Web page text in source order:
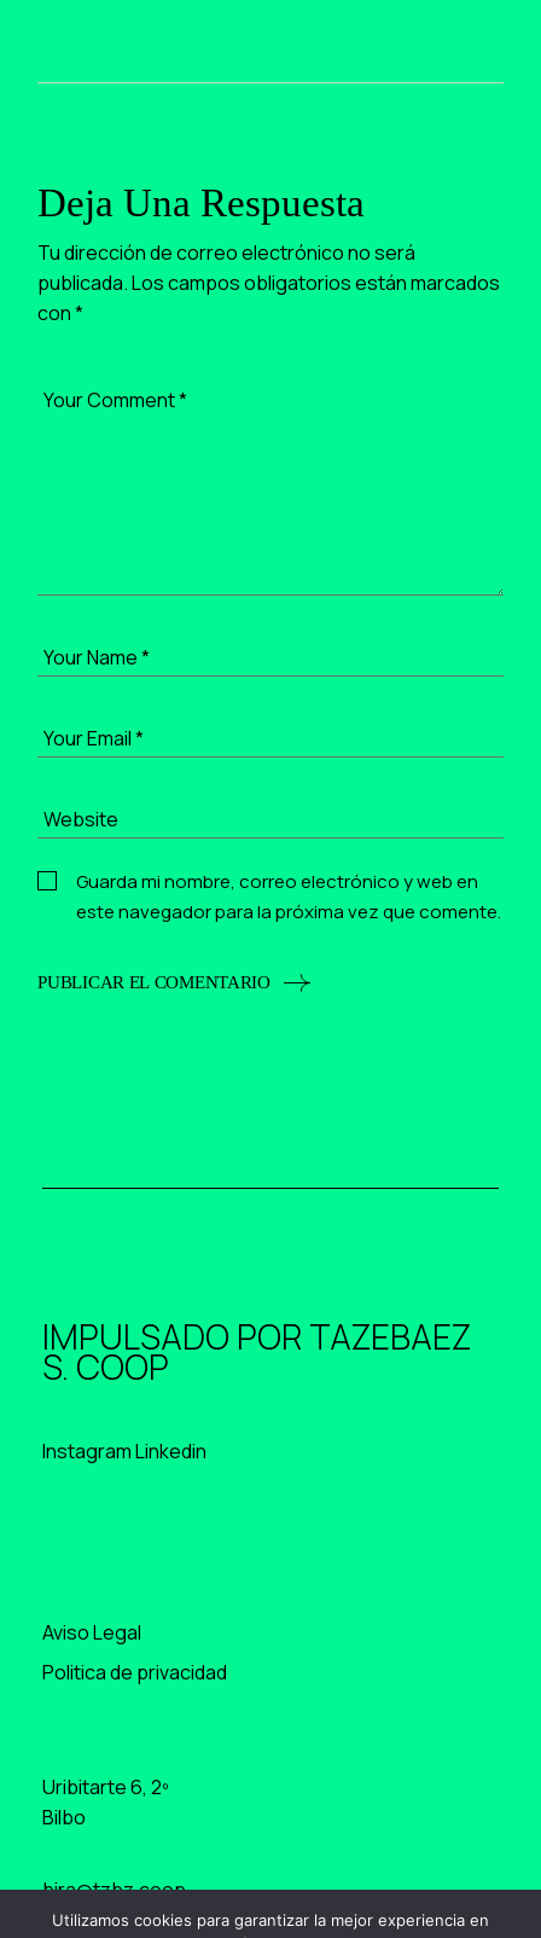
Deja Una Respuesta
Tu dirección de correo electrónico no será
publicada.Los campos obligatorios están marcados
con*
Guarda mi nombre, correo electrónico y web en
este navegador para la próxima vez que comente.
PUBLICAR EL COMENTARIO
IMPULSADO POR TAZEBAEZ
S. COOP
InstagramLinkedin
Aviso Legal
Politica de privacidad
Uribitarte 6, 2º
Bilbo
bira@tzbz.coop
+34 944 00 41 45
Utilizamos cookies para garantizar la mejor experiencia en